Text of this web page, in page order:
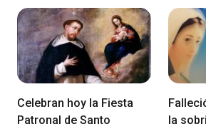
Celebran hoy la Fiesta
Patronal de Santo
la